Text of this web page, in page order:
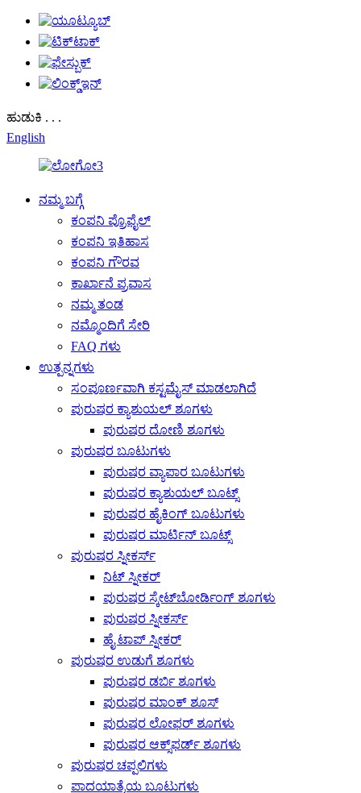
ಹುಡುಕಿ . . .
English
ನಮ್ಮ ಬಗ್ಗೆ
ಕಂಪನಿ ಪ್ರೊಫೈಲ್
ಕಂಪನಿ ಇತಿಹಾಸ
ಕಂಪನಿ ಗೌರವ
ಕಾರ್ಖಾನೆ ಪ್ರವಾಸ
ನಮ್ಮ ತಂಡ
ನಮ್ಮೊಂದಿಗೆ ಸೇರಿ
FAQ ಗಳು
ಉತ್ಪನ್ನಗಳು
ಸಂಪೂರ್ಣವಾಗಿ ಕಸ್ಟಮೈಸ್ ಮಾಡಲಾಗಿದೆ
ಪುರುಷರ ಕ್ಯಾಶುಯಲ್ ಶೂಗಳು
ಪುರುಷರ ದೋಣಿ ಶೂಗಳು
ಪುರುಷರ ಬೂಟುಗಳು
ಪುರುಷರ ವ್ಯಾಪಾರ ಬೂಟುಗಳು
ಪುರುಷರ ಕ್ಯಾಶುಯಲ್ ಬೂಟ್ಸ್
ಪುರುಷರ ಹೈಕಿಂಗ್ ಬೂಟುಗಳು
ಪುರುಷರ ಮಾರ್ಟಿನ್ ಬೂಟ್ಸ್
ಪುರುಷರ ಸ್ನೀಕರ್ಸ್
ನಿಟ್ ಸ್ನೀಕರ್
ಪುರುಷರ ಸ್ಕೇಟ್‌ಬೋರ್ಡಿಂಗ್ ಶೂಗಳು
ಪುರುಷರ ಸ್ನೀಕರ್ಸ್
ಹೈ ಟಾಪ್ ಸ್ನೀಕರ್
ಪುರುಷರ ಉಡುಗೆ ಶೂಗಳು
ಪುರುಷರ ಡರ್ಬಿ ಶೂಗಳು
ಪುರುಷರ ಮಾಂಕ್ ಶೂಸ್
ಪುರುಷರ ಲೋಫರ್ ಶೂಗಳು
ಪುರುಷರ ಆಕ್ಸ್‌ಫರ್ಡ್ ಶೂಗಳು
ಪುರುಷರ ಚಪ್ಪಲಿಗಳು
ಪಾದಯಾತ್ರೆಯ ಬೂಟುಗಳು